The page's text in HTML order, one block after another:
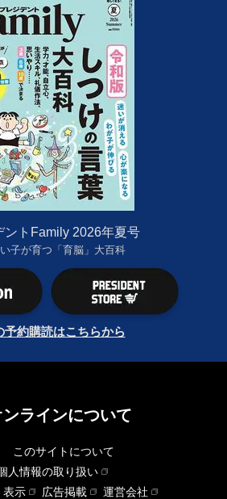
ントFamily 2026年夏号
子が育つ「育脳」大百科
予約購読はこちらから
ラインについて
このサイトについて
人情報の取り扱い
表示
広告掲載
運営会社